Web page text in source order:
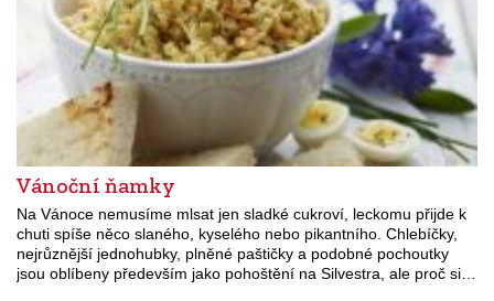
Vánoční ňamky
Na Vánoce nemusíme mlsat jen sladké cukroví, leckomu přijde k
chuti spíše něco slaného, kyselého nebo pikantního. Chlebíčky,
nejrůznější jednohubky, plněné paštičky a podobné pochoutky
jsou oblíbeny především jako pohoštění na Silvestra, ale proč si…